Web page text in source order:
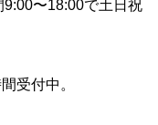
〜18:00で土日祝
受付中。